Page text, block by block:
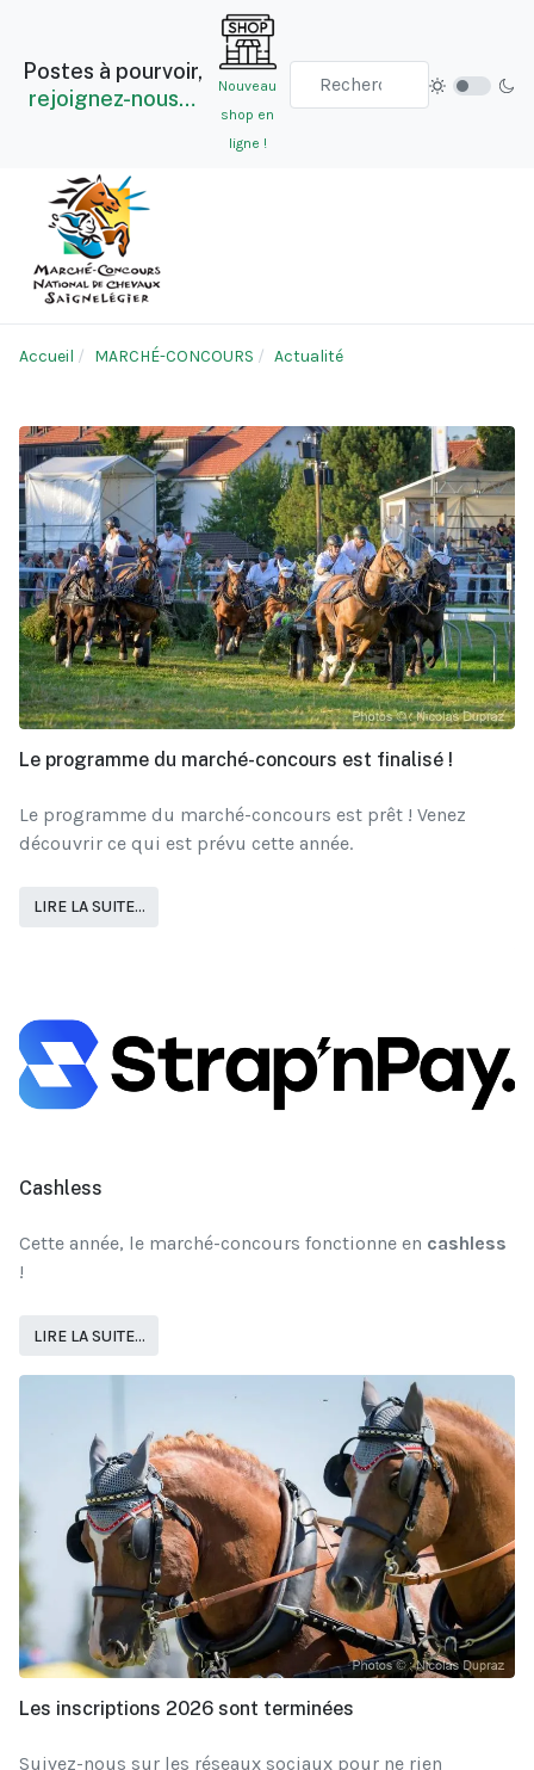
Postes à pourvoir,
rejoignez-nous…
Nouveau
shop en
ligne !
Accueil MARCHÉ-CONCOURS Actualité
Le programme du marché-concours est finalisé !
Le programme du marché-concours est prêt ! Venez
découvrir ce qui est prévu cette année.
LIRE LA SUITE...
Cashless
Cette année, le marché-concours fonctionne en cashless
!
LIRE LA SUITE...
Les inscriptions 2026 sont terminées
Suivez-nous sur les réseaux sociaux pour ne rien